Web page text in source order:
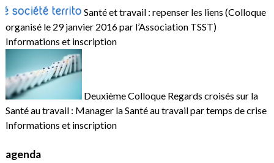
Santé et travail : repenser les liens (Colloque
organisé le 29 janvier 2016 par l’Association TSST)
Informations et inscription
Deuxième Colloque Regards croisés sur la
Santé au travail : Manager la Santé au travail par temps de crise
Informations et inscription
agenda